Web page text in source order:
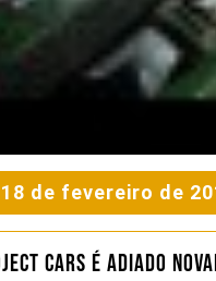
18 de fevereiro de
Cars é adiado